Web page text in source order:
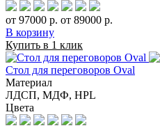
от 97000 р. от 89000 р.
В корзину
Купить в 1 клик
Стол для переговоров Oval
Материал
ЛДСП, МДФ, HPL
Цвета